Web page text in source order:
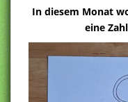
In diesem Monat
eine